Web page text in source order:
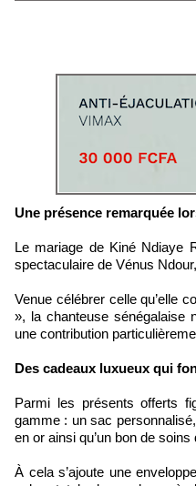
Une présence remarquée
Le mariage de Kiné Ndiaye
spectaculaire de Vénus
Venue célébrer celle qu’elle
», la chanteuse sénégalaise
une contribution
Des cadeaux luxueux qui
Parmi les présents offerts
gamme : un sac
en or ainsi qu’un bon de
À cela s’ajoute une